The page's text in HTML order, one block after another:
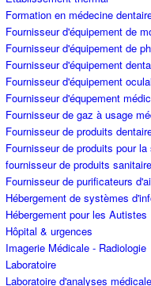
Formation en médecine
Fournisseur d'équipement de
Fournisseur d'équipement de
Fournisseur d'équipement
Fournisseur d'équipement
Fournisseur d'équpement
Fournisseur de gaz à usage
Fournisseur de produits
Fournisseur de produits pour
fournisseur de produits
Fournisseur de purificateurs
Hébergement de systèmes
Hébergement pour les Autistes
Hôpital & urgences
Imagerie Médicale - Radiologie
Laboratoire
Laboratoire d'analyses